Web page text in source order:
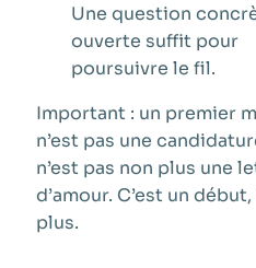
Une question
ouverte suffit pour
poursuivre le fil.
Important : un premier
n’est pas une
n’est pas non plus une
d’amour. C’est un
plus.